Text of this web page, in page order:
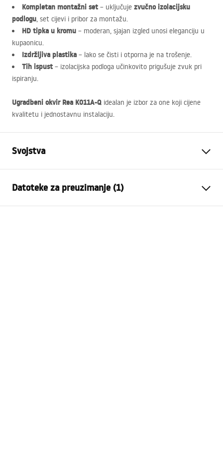
Kompletan montažni set – uključuje zvučno izolacijsku
podlogu, set cijevi i pribor za montažu.
HD tipka u kromu – moderan, sjajan izgled unosi eleganciju u
kupaonicu.
Izdržljiva plastika – lako se čisti i otporna je na trošenje.
Tih ispust – izolacijska podloga učinkovito prigušuje zvuk pri
ispiranju.
Ugradbeni okvir Rea K011A-Q idealan je izbor za one koji cijene
kvalitetu i jednostavnu instalaciju.
Svojstva
Model
K011A-Q
Kompatibilne tipke za ispiranje
Tip HD
Datoteke za preuzimanje (1)